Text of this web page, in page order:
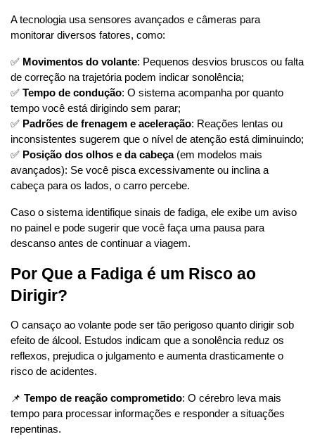
A tecnologia usa sensores avançados e câmeras para
monitorar diversos fatores, como:
✅ Movimentos do volante: Pequenos desvios bruscos ou falta
de correção na trajetória podem indicar sonolência;
✅ Tempo de condução: O sistema acompanha por quanto
tempo você está dirigindo sem parar;
✅ Padrões de frenagem e aceleração: Reações lentas ou
inconsistentes sugerem que o nível de atenção está diminuindo;
✅ Posição dos olhos e da cabeça (em modelos mais
avançados): Se você pisca excessivamente ou inclina a
cabeça para os lados, o carro percebe.
Caso o sistema identifique sinais de fadiga, ele exibe um aviso
no painel e pode sugerir que você faça uma pausa para
descanso antes de continuar a viagem.
Por Que a Fadiga é um Risco ao
Dirigir?
O cansaço ao volante pode ser tão perigoso quanto dirigir sob
efeito de álcool. Estudos indicam que a sonolência reduz os
reflexos, prejudica o julgamento e aumenta drasticamente o
risco de acidentes.
📌 Tempo de reação comprometido: O cérebro leva mais
tempo para processar informações e responder a situações
repentinas.